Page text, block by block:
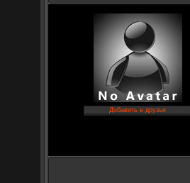
Добавить в друзья